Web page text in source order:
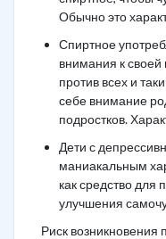
Обычно это
Спиртное
внимания к своей
против всех и
себе внимание
подростков.
Дети с
маниакальным
как средство
улучшения
Риск возникновения